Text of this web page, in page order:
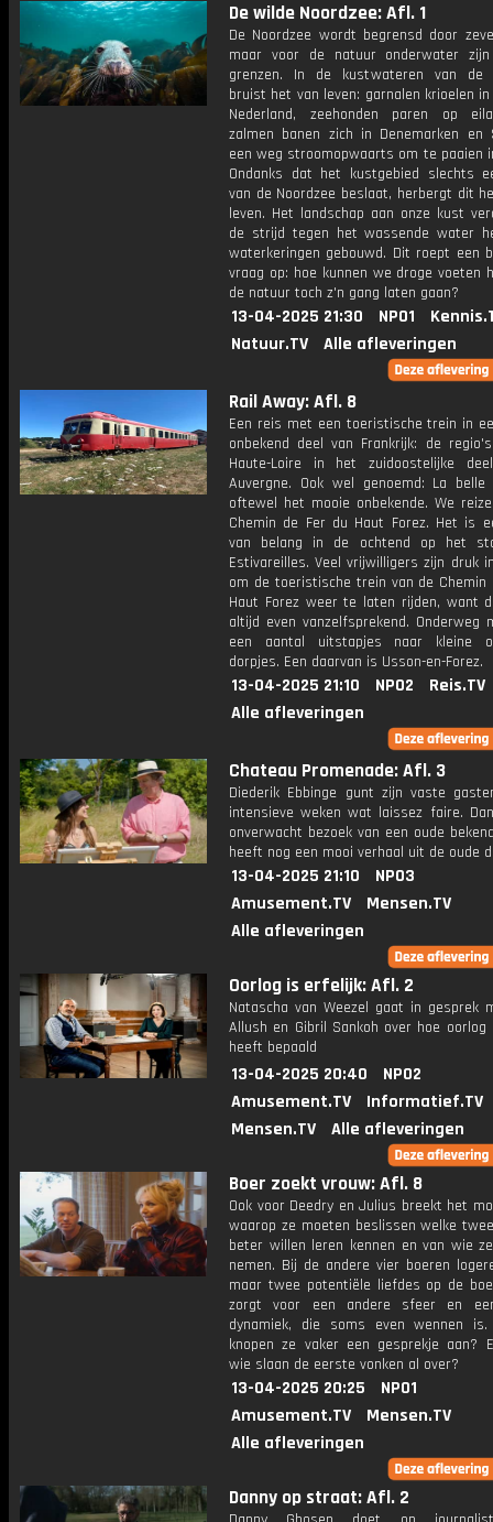
De wilde Noordzee: Afl. 1
De Noordzee wordt begrensd door
maar voor de natuur onderwater
grenzen. In de kustwateren van de
bruist het van leven: garnalen krioelen
Nederland, zeehonden paren op
zalmen banen zich in Denemarken en
een weg stroomopwaarts om te paaien
Ondanks dat het kustgebied slechts
van de Noordzee beslaat, herbergt dit
leven. Het landschap aan onze kust
de strijd tegen het wassende water
waterkeringen gebouwd. Dit roept een
vraag op: hoe kunnen we droge voeten
de natuur toch z'n gang laten gaan?
13-04-2025 21:30 NPO1
Natuur.TV
Alle afleveringen
Rail Away: Afl. 8
Een reis met een toeristische trein in
onbekend deel van Frankrijk: de
Haute-Loire in het zuidoostelijke
Auvergne. Ook wel genoemd: La belle
oftewel het mooie onbekende. We
Chemin de Fer du Haut Forez. Het is
van belang in de ochtend op het
Estivareilles. Veel vrijwilligers zijn druk
om de toeristische trein van de Chemin
Haut Forez weer te laten rijden, want
altijd even vanzelfsprekend. Onderweg
een aantal uitstapjes naar kleine
dorpjes. Een daarvan is Usson-en-Forez.
13-04-2025 21:10 NPO2
Reis.TV
Alle afleveringen
Chateau Promenade: Afl. 3
Diederik Ebbinge gunt zijn vaste
intensieve weken wat laissez faire.
onverwacht bezoek van een oude
heeft nog een mooi verhaal uit de oude
13-04-2025 21:10
NPO3
Amusement.TV
Mensen.TV
Alle afleveringen
Oorlog is erfelijk: Afl. 2
Natascha van Weezel gaat in gesprek
Allush en Gibril Sankoh over hoe oorlog
heeft bepaald
13-04-2025 20:40
NPO2
Amusement.TV
Informatief.TV
Mensen.TV
Alle afleveringen
Boer zoekt vrouw: Afl. 8
Ook voor Deedry en Julius breekt het
waarop ze moeten beslissen welke
beter willen leren kennen en van wie
nemen. Bij de andere vier boeren
maar twee potentiële liefdes op de
zorgt voor een andere sfeer en
dynamiek, die soms even wennen
knopen ze vaker een gesprekje aan?
wie slaan de eerste vonken al over?
13-04-2025 20:25
NPO1
Amusement.TV
Mensen.TV
Alle afleveringen
Danny op straat: Afl. 2